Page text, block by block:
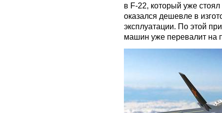
в F-22, который уже
оказался дешевле в
эксплуатации. По этой
машин уже перевалит на